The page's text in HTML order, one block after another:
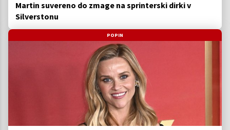
Martin suvereno do zmage na sprinterski dirki v
Silverstonu
POPIN